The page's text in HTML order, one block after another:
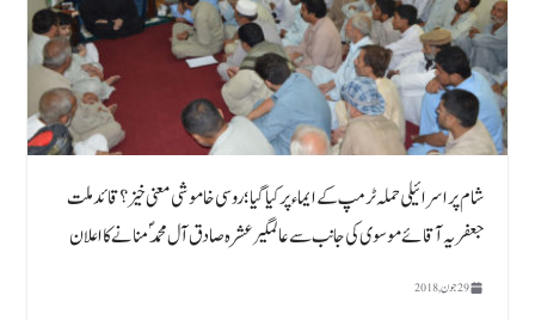
شام پراسرائیلی حملہ ٹرمپ کے ایماء پر کیا گیا؛روسی خاموشی معنی خیز؟ قائد ملت
جعفریہ آقائے موسوی کی جانب سے عالمگیر عشرہ صادق آل محمدؐ منانے کا اعلان
29 جون, 2018